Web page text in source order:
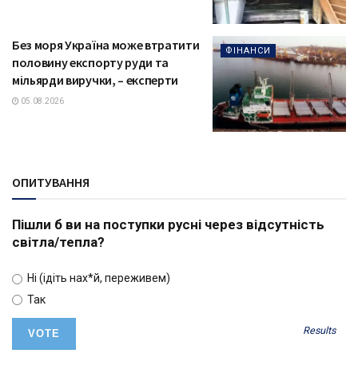
ФІНАНСИ
Без моря Україна може втратити
половину експорту руди та
мільярди виручки, – експерти
05.08.2026
ОПИТУВАННЯ
Пішли б ви на поступки русні через відсутність
світла/тепла?
Ні (ідіть нах*й, переживем)
Так
Results